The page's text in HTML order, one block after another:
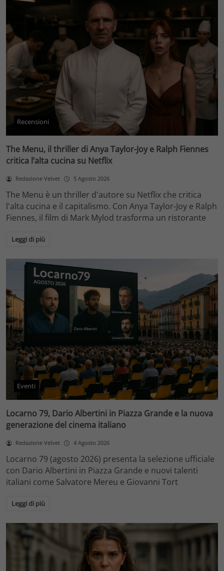
Recensioni
The Menu, il thriller di Anya Taylor-Joy e Ralph Fiennes
critica l’alta cucina su Netflix
Redazione Velvet 5 Agosto 2026
The Menu è un thriller d'autore su Netflix che critica
l'alta cucina e il capitalismo. Con Anya Taylor-Joy e Ralph
Fiennes, il film di Mark Mylod trasforma un ristorante
Leggi di più
Eventi
Locarno 79, Dario Albertini in Piazza Grande e la nuova
generazione del cinema italiano
Redazione Velvet 4 Agosto 2026
Locarno 79 (agosto 2026) presenta la selezione ufficiale
con Dario Albertini in Piazza Grande e nuovi talenti
italiani come Salvatore Mereu e Giovanni Tort
Leggi di più